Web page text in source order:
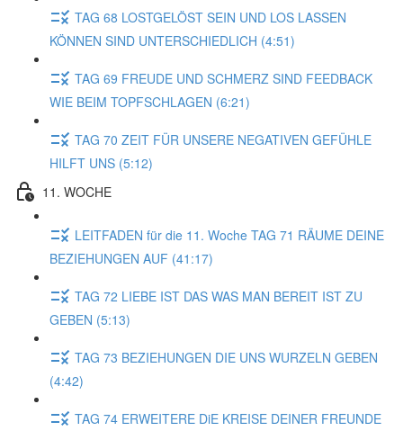
TAG 68 LOSTGELÖST SEIN UND LOS LASSEN
KÖNNEN SIND UNTERSCHIEDLICH (4:51)
TAG 69 FREUDE UND SCHMERZ SIND FEEDBACK
WIE BEIM TOPFSCHLAGEN (6:21)
TAG 70 ZEIT FÜR UNSERE NEGATIVEN GEFÜHLE
HILFT UNS (5:12)
11. WOCHE
LEITFADEN für die 11. Woche TAG 71 RÄUME DEINE
BEZIEHUNGEN AUF (41:17)
TAG 72 LIEBE IST DAS WAS MAN BEREIT IST ZU
GEBEN (5:13)
TAG 73 BEZIEHUNGEN DIE UNS WURZELN GEBEN
(4:42)
TAG 74 ERWEITERE DiE KREISE DEINER FREUNDE